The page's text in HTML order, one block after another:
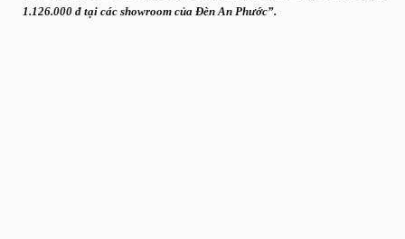
1.126.000 đ tại các showroom của Đèn An Phước”.